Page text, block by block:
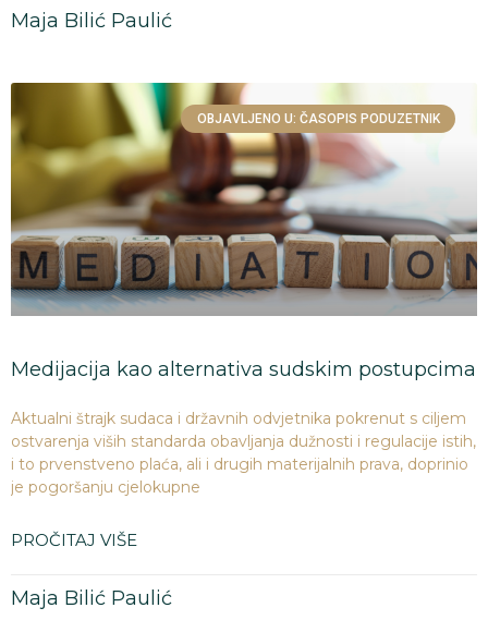
Maja Bilić Paulić
OBJAVLJENO U: ČASOPIS PODUZETNIK
Medijacija kao alternativa sudskim postupcima
Aktualni štrajk sudaca i državnih odvjetnika pokrenut s ciljem
ostvarenja viših standarda obavljanja dužnosti i regulacije istih,
i to prvenstveno plaća, ali i drugih materijalnih prava, doprinio
je pogoršanju cjelokupne
PROČITAJ VIŠE
Maja Bilić Paulić